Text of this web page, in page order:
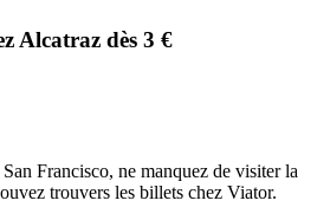
Alcatraz dès 3 €
Francisco, ne manquez de visiter la
trouvers les billets chez Viator.